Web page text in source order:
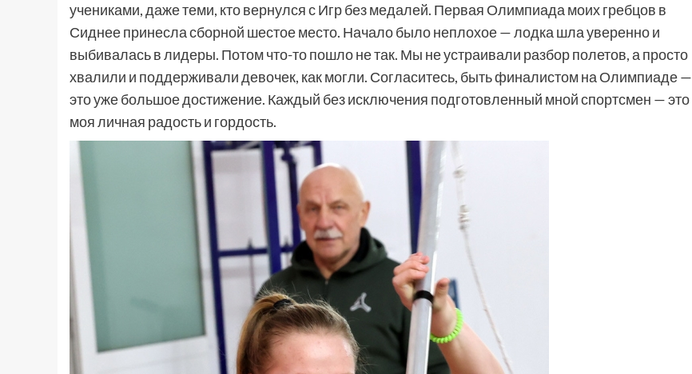
учениками, даже теми, кто вернулся с Игр без медалей. Первая Олимпиада моих гребцов в
Сиднее принесла сборной шестое место. Начало было неплохое — лодка шла уверенно и
выбивалась в лидеры. Потом что-то пошло не так. Мы не устраивали разбор полетов, а просто
хвалили и поддерживали девочек, как могли. Согласитесь, быть финалистом на Олимпиаде —
это уже большое достижение. Каждый без исключения подготовленный мной спортсмен — это
моя личная радость и гордость.